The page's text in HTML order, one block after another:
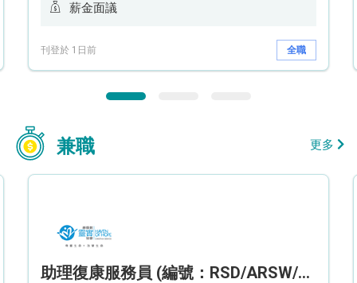
薪金面議
刊登於 1日前 全職
兼職 更多
助理復康服務員 (編號：RSD/ARSW/CTE)